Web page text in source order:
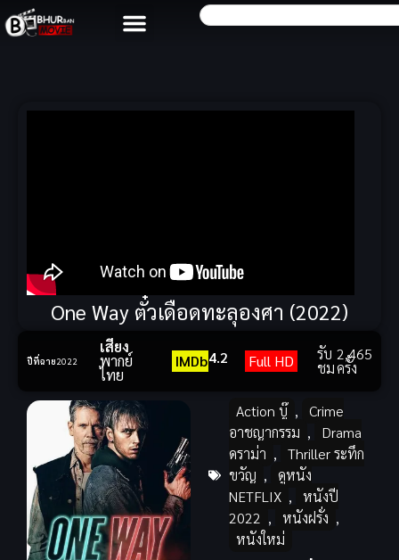
One Way ตั๋วเดือดทะลุองศา (2022)
ปีที่ฉาย2022
เสียง
พากย์
ไทย
IMDb4.2 Full HD รับ
ชม
2,465
ครั้ง
Action บู๊ ,
Crime
อาชญากรรม ,
Drama
ดราม่า ,
Thriller ระทึก
ขวัญ ,
ดูหนัง
NETFLIX ,
หนังปี
2022 , หนังฝรั่ง ,
หนังใหม่